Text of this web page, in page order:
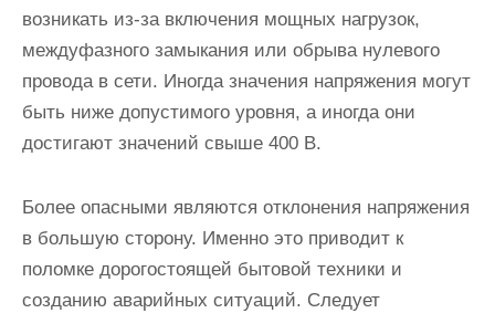
возникать из-за включения мощных нагрузок,
междуфазного замыкания или обрыва нулевого
провода в сети. Иногда значения напряжения могут
быть ниже допустимого уровня, а иногда они
достигают значений свыше 400 В.
Более опасными являются отклонения напряжения
в большую сторону. Именно это приводит к
поломке дорогостоящей бытовой техники и
созданию аварийных ситуаций. Следует